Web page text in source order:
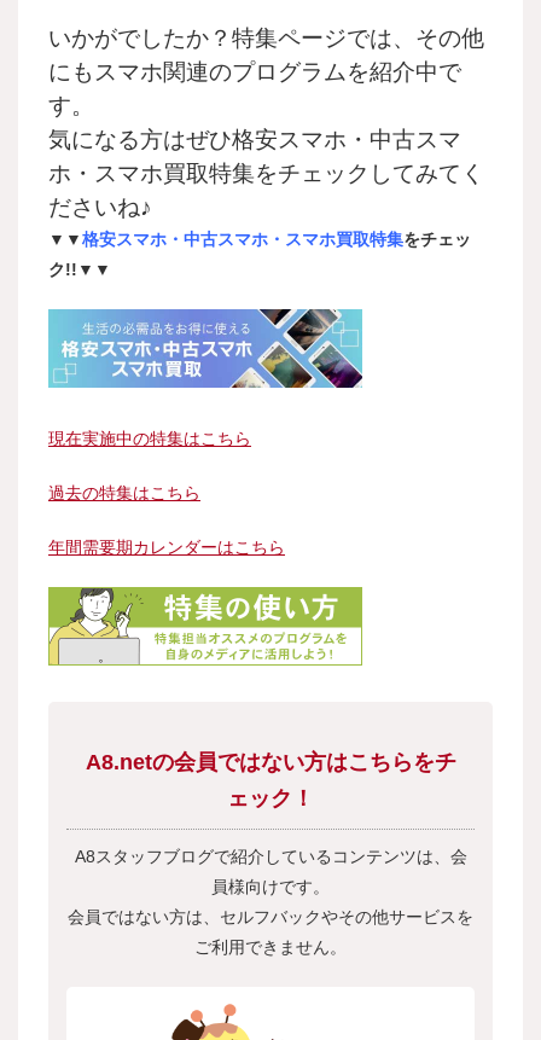
いかがでしたか？特集ページでは、その他
にもスマホ関連のプログラムを紹介中で
す。
気になる方はぜひ格安スマホ・中古スマ
ホ・スマホ買取特集をチェックしてみてく
ださいね♪
▼▼格安スマホ・中古スマホ・スマホ買取特集をチェッ
ク!!▼▼
現在実施中の特集はこちら
過去の特集はこちら
年間需要期カレンダーはこちら
A8.netの会員ではない方はこちらをチ
ェック！
A8スタッフブログで紹介しているコンテンツは、会
員様向けです。
会員ではない方は、セルフバックやその他サービスを
ご利用できません。